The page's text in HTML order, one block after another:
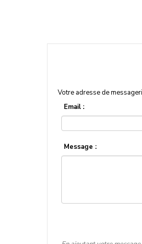
Votre adresse de
Email :
Message :